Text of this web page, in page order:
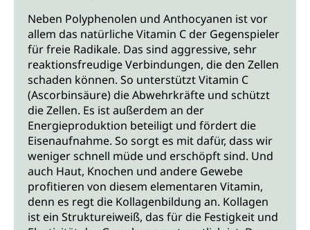
Neben Polyphenolen und Anthocyanen ist vor
allem das natürliche Vitamin C der Gegenspieler
für freie Radikale. Das sind aggressive, sehr
reaktionsfreudige Verbindungen, die den Zellen
schaden können. So unterstützt Vitamin C
(Ascorbinsäure) die Abwehrkräfte und schützt
die Zellen. Es ist außerdem an der
Energieproduktion beteiligt und fördert die
Eisenaufnahme. So sorgt es mit dafür, dass wir
weniger schnell müde und erschöpft sind. Und
auch Haut, Knochen und andere Gewebe
profitieren von diesem elementaren Vitamin,
denn es regt die Kollagenbildung an. Kollagen
ist ein Struktureiweiß, das für die Festigkeit und